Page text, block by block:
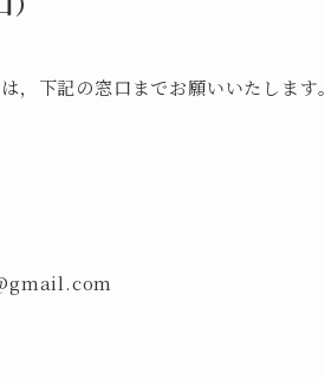
，下記の窓口までお願いいたします。